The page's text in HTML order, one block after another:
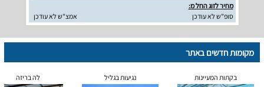
מחיר לזוג החל מ:
סופ"ש לא עודכן
אמצ"ש לא עודכן
מקומות חדשים באתר
בקתות המעיינות נגיעות בגליל לה בריזה